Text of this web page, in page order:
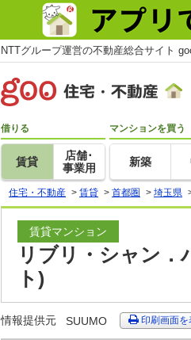
NTTグループ運営の不動産総合サイト
借りる
賃貸
店舗･
事業用
マンションを買う
新築
住宅・不動産 > 賃貸 > 首都圏 > 埼玉県
賃貸マンション
リブリ・シャン
ト)
情報提供元 SUUMO 印刷画面を